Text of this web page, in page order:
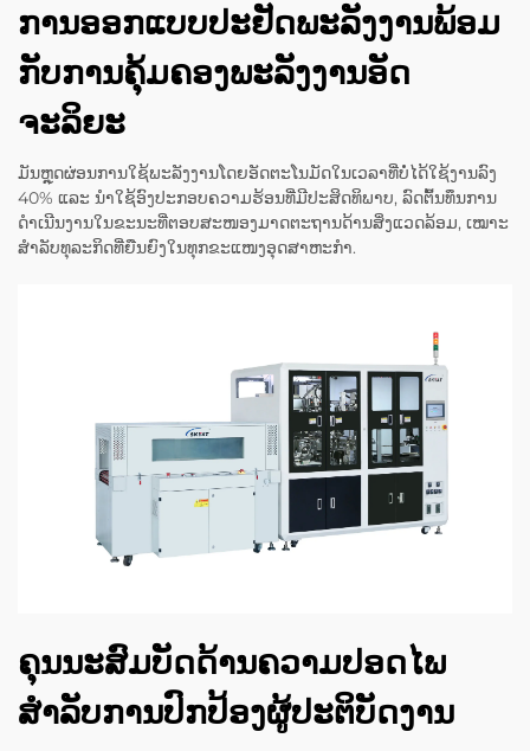
ການອອກແບບປະຢັດພະລັງງານພ້ອມ
ກັບການຄຸ້ມຄອງພະລັງງານອັດ
ຈະລິຍະ
ມັນຫຼຸດຜ່ອນການໃຊ້ພະລັງງານໂດຍອັດຕະໂນມັດໃນເວລາທີ່ບໍ່ໄດ້ໃຊ້ງານລົງ
40% ແລະ ນຳໃຊ້ອົງປະກອບຄວາມຮ້ອນທີ່ມີປະສິດທິພາບ, ລົດຕົ້ນທຶນການ
ດຳເນີນງານໃນຂະນະທີ່ຕອບສະໜອງມາດຕະຖານດ້ານສິ່ງແວດລ້ອມ, ເໝາະ
ສຳລັບທຸລະກິດທີ່ຍືນຍົງໃນທຸກຂະແໜງອຸດສາຫະກຳ.
ຄຸນນະສົມບັດດ້ານຄວາມປອດໄພ
ສຳລັບການປົກປ້ອງຜູ້ປະຕິບັດງານ